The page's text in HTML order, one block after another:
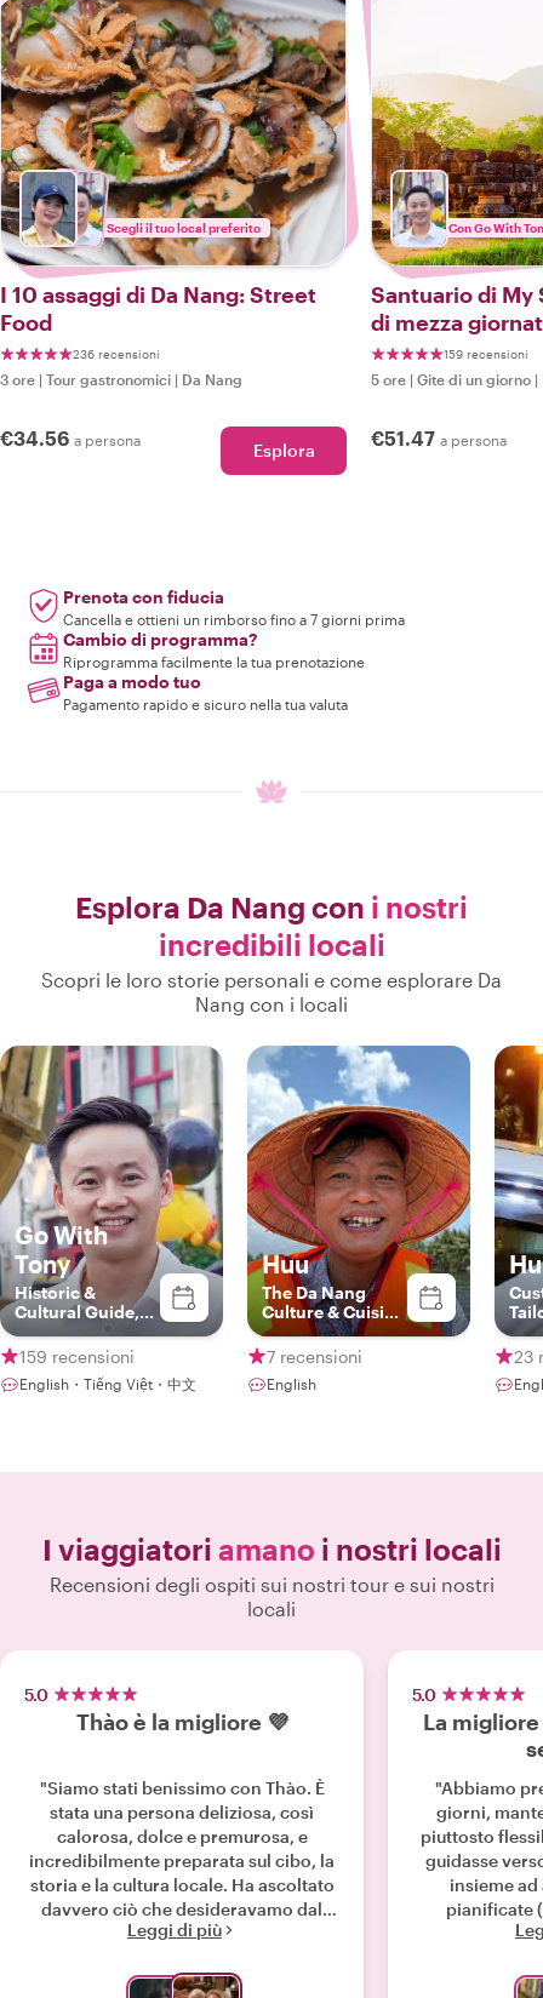
Scegli il tuo local preferito
I 10 assaggi di Da Nang: Street
Food
236 recensioni
3 ore | Tour gastronomici | Da Nang
€34.56 a persona Esplora
Con Go With
Santuario di My
di mezza
159 recensioni
5 ore | Gite di un giorno |
€51.47 a persona
Prenota con fiducia
Cancella e ottieni un rimborso fino a 7 giorni prima
Cambio di programma?
Riprogramma facilmente la tua prenotazione
Paga a modo tuo
Pagamento rapido e sicuro nella tua valuta
Esplora Da Nang con i nostri
incredibili locali
Scopri le loro storie personali e come esplorare Da
Nang con i locali
Go With
Tony
Historic &
Cultural Guide,
Storyteller
159 recensioni
English・Tiếng Việt・中文
Huu
The Da Nang
Culture & Cuisine
Connoisseur
7 recensioni
English
23
I viaggiatori amano i nostri locali
Recensioni degli ospiti sui nostri tour e sui nostri
locali
5.0
Thào è la migliore 💜
"Siamo stati benissimo con Thào. È
stata una persona deliziosa, così
calorosa, dolce e premurosa, e
incredibilmente preparata sul cibo, la
storia e la cultura locale. Ha ascoltato
davvero ciò che desideravamo dal
nostro tour privato e ci ha portato in
avremmo mai trovato da soli.
Leggi di più
5.0
La
"Abbiamo
giorni,
piuttosto
guidasse
insieme
pianificate
Mountains,
aspettarci